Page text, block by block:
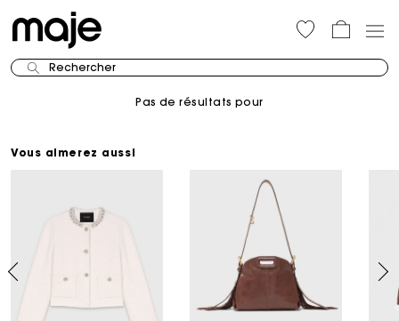
Rechercher
Pas de résultats pour
Vous aimerez aussi